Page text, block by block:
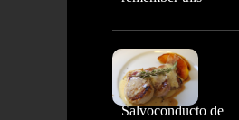
Salvoconducto de